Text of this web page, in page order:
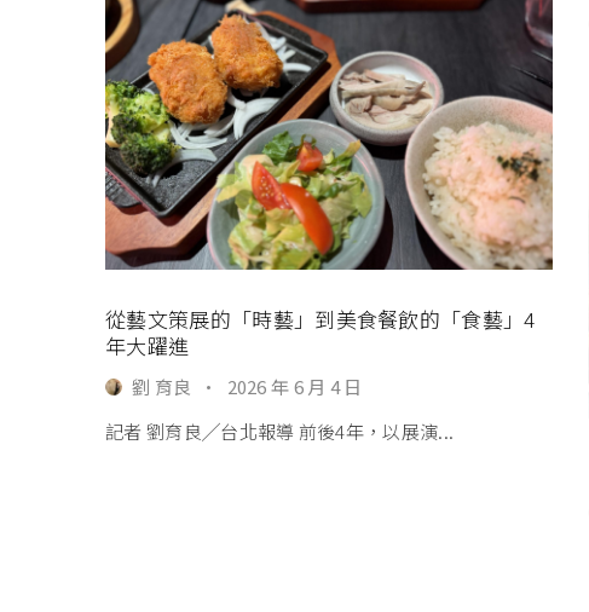
從藝文策展的「時藝」到美食餐飲的「食藝」4
年大躍進
劉 育良 ·
2026 年 6 月 4 日
記者 劉育良╱台北報導 前後4年，以展演...